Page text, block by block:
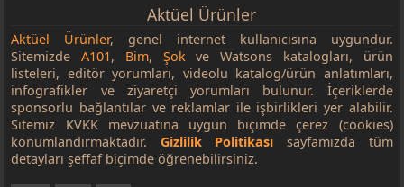
Aktüel Ürünler
Aktüel Ürünler, genel internet kullanıcısına uygundur.
SitemizdeA101, Bim, Şok ve Watsons katalogları, ürün
listeleri, editör yorumları, videolu katalog/ürün anlatımları,
infografikler ve ziyaretçi yorumları bulunur. İçeriklerde
sponsorlu bağlantılar ve reklamlar ile işbirlikleri yer alabilir.
Sitemiz KVKK mevzuatına uygun biçimde çerez (cookies)
konumlandırmaktadır. Gizlilik Politikası sayfamızda tüm
detayları şeffaf biçimde öğrenebilirsiniz.